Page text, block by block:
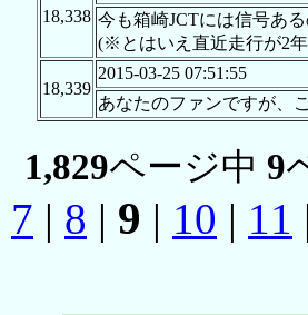
18,338 今も箱崎JCTには信号あ
(※とはいえ直近走行が2
18,339
2015-03-25 07:51:55
あなたのファンですが、
1,829ページ中 9
7 | 8 | 9 | 10 | 11 |